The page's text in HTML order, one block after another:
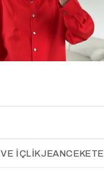
Gömlek
İÇLIKJEANCEKET